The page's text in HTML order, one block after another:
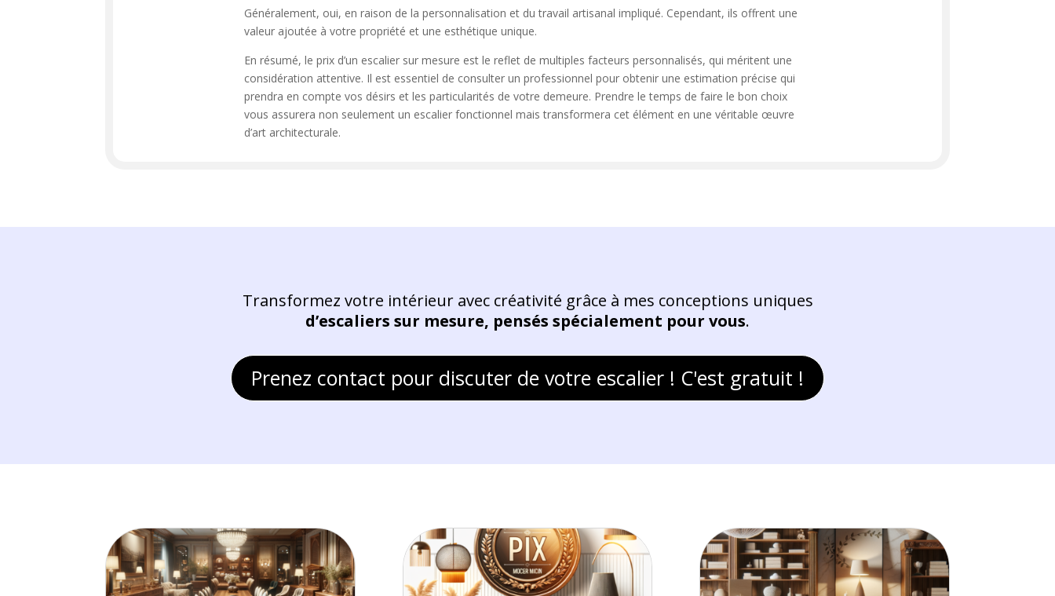
Généralement, oui, en raison de la personnalisation et du travail artisanal impliqué. Cependant, ils offrent une
valeur ajoutée à votre propriété et une esthétique unique.
En résumé, le prix d’un escalier sur mesure est le reflet de multiples facteurs personnalisés, qui méritent une
considération attentive. Il est essentiel de consulter un professionnel pour obtenir une estimation précise qui
prendra en compte vos désirs et les particularités de votre demeure. Prendre le temps de faire le bon choix
vous assurera non seulement un escalier fonctionnel mais transformera cet élément en une véritable œuvre
d’art architecturale.
Transformez votre intérieur avec créativité grâce à mes conceptions uniques
d’escaliers sur mesure, pensés spécialement pour vous.
Prenez contact pour discuter de votre escalier ! C'est gratuit !